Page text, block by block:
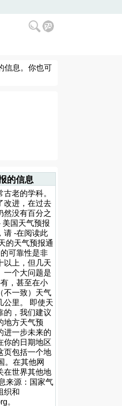
信息。你也可
的信息
老的学科。
改进，在过去
然没有百分之
美国天气预报
请 -在阅读此
的天气预报通
可靠性是非
以上，但几天
一个大问题是
，甚至在小
不一致）天气
公里。 即使天
的，我们建议
地方天气预
进一步未来的
你的日期地区
页包括一个地
。在其他网
在世界其他地
来源：国家气
织和
。